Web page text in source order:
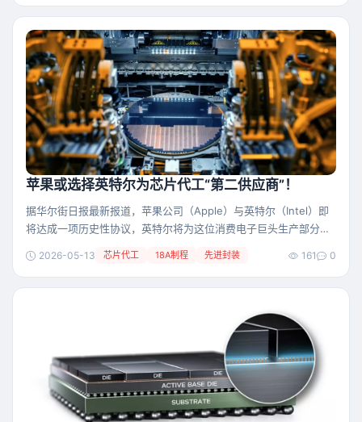
红的段子写道：“现在海力士员工出去相亲时，都会谦称自己在三星
电子上班。只有遇到
苹果或选择英特尔为芯片代工“第二供应商”！
据华尔街日报最新报道，苹果公司（Apple）与英特尔（Intel）即
将达成一项历史性协议，英特尔将为这位消费电子巨头生产部分核
特尔股价盘中飙升近15%，创下多年来的单日涨幅纪录；苹果股价
2026-05-13 芯片代工 18A制程 先进封装 161 0